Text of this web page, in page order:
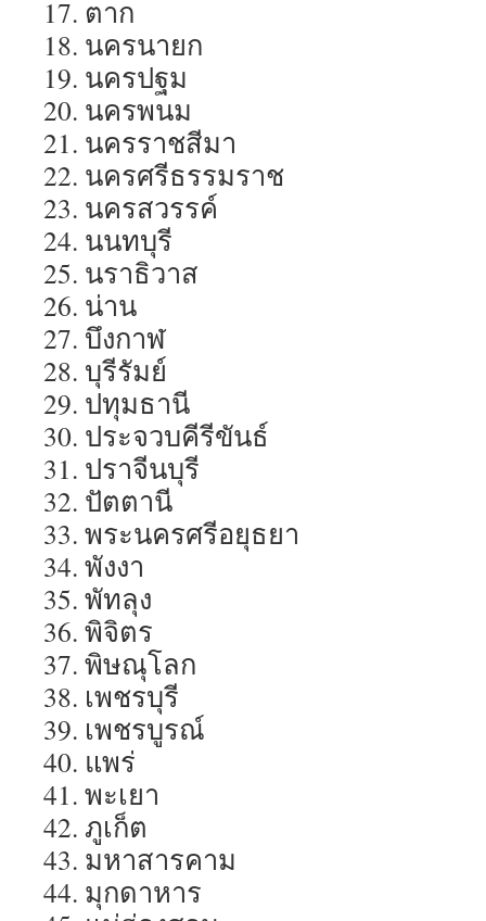
17. ตาก
18. นครนายก
19. นครปฐม
20. นครพนม
21. นครราชสีมา
22. นครศรีธรรมราช
23. นครสวรรค์
24. นนทบุรี
25. นราธิวาส
26. น่าน
27. บึงกาฬ
28. บุรีรัมย์
29. ปทุมธานี
30. ประจวบคีรีขันธ์
31. ปราจีนบุรี
32. ปัตตานี
33. พระนครศรีอยุธยา
34. พังงา
35. พัทลุง
36. พิจิตร
37. พิษณุโลก
38. เพชรบุรี
39. เพชรบูรณ์
40. แพร่
41. พะเยา
42. ภูเก็ต
43. มหาสารคาม
44. มุกดาหาร